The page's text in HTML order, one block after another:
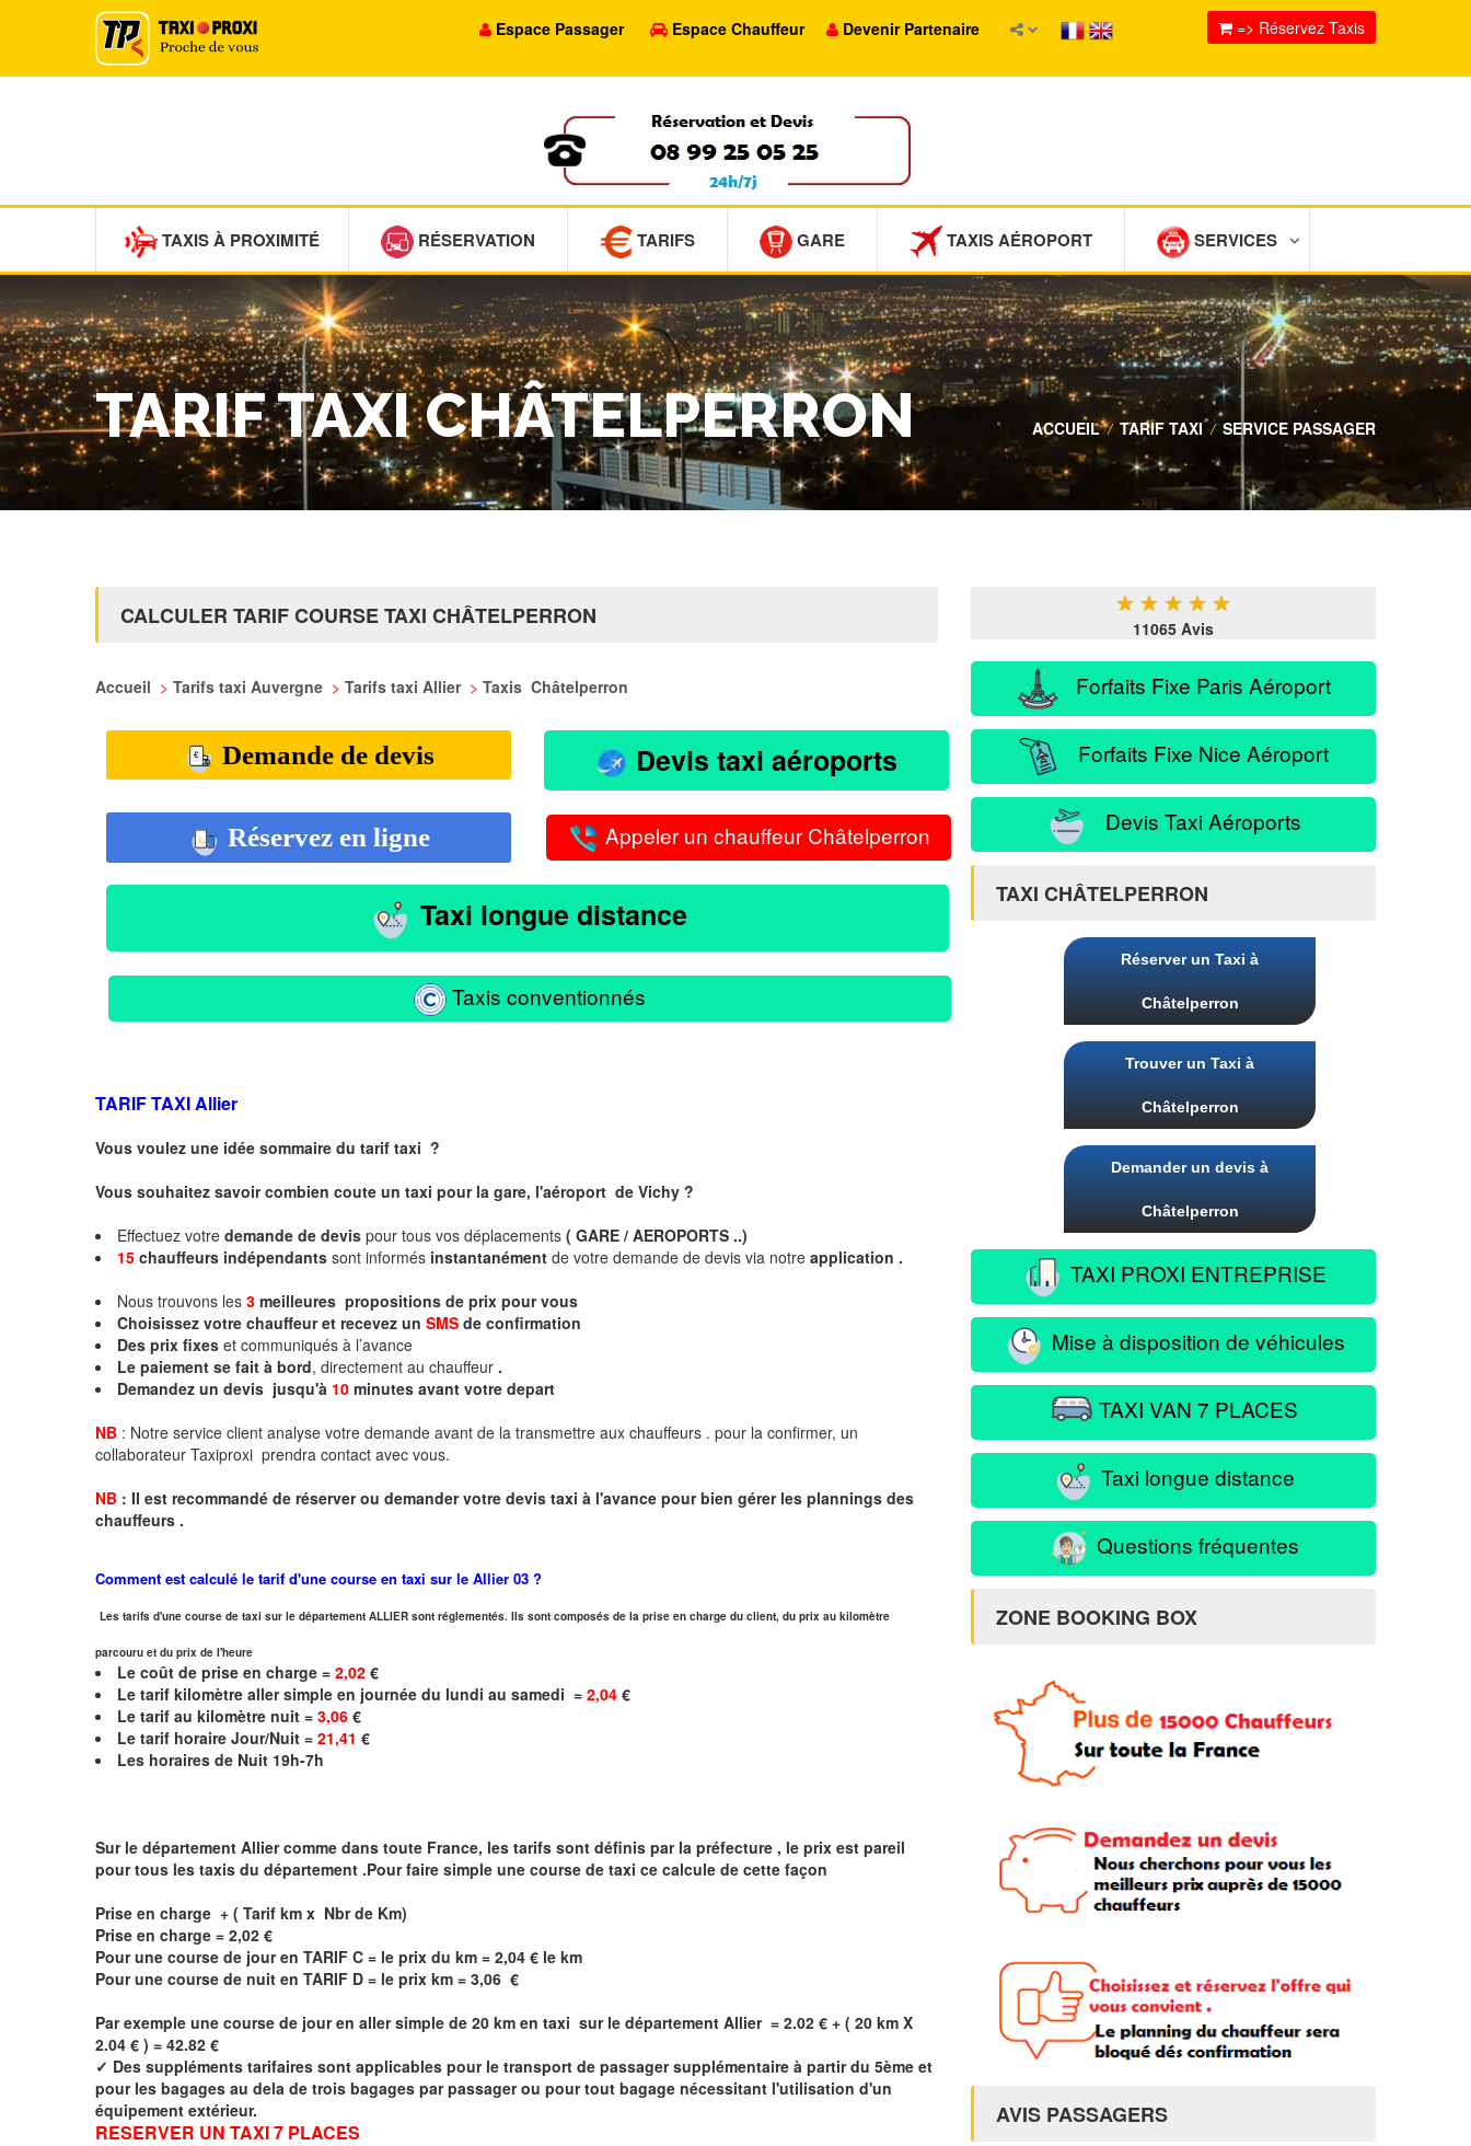
Espace Passager Espace Chauffeur Devenir Partenaire => Réservez Taxis
TAXIS À PROXIMITÉ RÉSERVATION TARIFS GARE TAXIS AÉROPORT SERVICES
TARIF TAXI CHÂTELPERRON ACCUEIL / TARIF TAXI / SERVICE PASSAGER
CALCULER TARIF COURSE TAXI CHÂTELPERRON
Accueil > Tarifs taxi Auvergne > Tarifs taxi Allier > Taxis Châtelperron
Demande de devis Devis taxi aéroports
Réservez en ligne Appeler un chauffeur Châtelperron
Taxi longue distance
Taxis conventionnés
TARIF TAXI Allier
Vous voulez une idée sommaire du tarif taxi ?
Vous souhaitez savoir combien coute un taxi pour la gare, l'aéroport de Vichy ?
Effectuez votre demande de devis pour tous vos déplacements ( GARE / AEROPORTS ..)
15 chauffeurs indépendants sont informés instantanément de votre demande de devis via notre application .
Nous trouvons les 3 meilleures propositions de prix pour vous
Choisissez votre chauffeur et recevez un SMS de confirmation
Des prix fixes et communiqués à l’avance
Le paiement se fait à bord, directement au chauffeur .
Demandez un devis jusqu'à 10 minutes avant votre depart
NB : Notre service client analyse votre demande avant de la transmettre aux chauffeurs . pour la confirmer, un
collaborateur Taxiproxi prendra contact avec vous.
NB : Il est recommandé de réserverou demandervotre devis taxi à l'avance pour bien gérer les plannings des
chauffeurs .
Comment est calculé le tarif d'une course en taxi sur le Allier 03 ?
Les tarifs d'une course de taxi sur le département ALLIER sont réglementés. Ils sont composés de la prise en charge du client, du prix au kilomètre
parcouru et du prix de l'heure
Le coût de prise en charge = 2,02 €
Le tarif kilomètre aller simple en journée du lundi au samedi = 2,04 €
Le tarif au kilomètre nuit = 3,06 €
Le tarif horaire Jour/Nuit = 21,41 €
Les horaires de Nuit 19h-7h
Sur le département Alliercomme dans toute France, les tarifs sont définis par la préfecture , le prix est pareil
pour tous les taxis du département .Pour faire simple une course de taxi ce calcule de cette façon
Prise en charge + ( Tarif km x Nbr de Km)
Prise en charge = 2,02 €
Pour une course de jour en TARIF C = le prix du km = 2,04 € le km
Pour une course de nuit en TARIF D = le prix km = 3,06 €
Par exemple une course de jour en aller simple de 20 km en taxi sur le département Allier = 2.02 € + ( 20 km X
2.04 € ) = 42.82 €
✓ Des suppléments tarifaires sont applicables pour le transport de passager supplémentaire à partir du 5ème et
pour les bagages au dela de trois bagages par passager ou pour tout bagage nécessitant l'utilisation d'un
équipement extérieur.
RESERVER UN TAXI 7 PLACES
★ ★ ★ ★ ★
11065 Avis
Forfaits Fixe Paris Aéroport
Forfaits Fixe Nice Aéroport
Devis Taxi Aéroports
TAXI CHÂTELPERRON
Réserver un Taxi à
Châtelperron
Trouver un Taxi à
Châtelperron
Demander un devis à
Châtelperron
TAXI PROXI ENTREPRISE
Mise à disposition de véhicules
TAXI VAN 7 PLACES
Taxi longue distance
Questions fréquentes
ZONE BOOKING BOX
AVIS PASSAGERS